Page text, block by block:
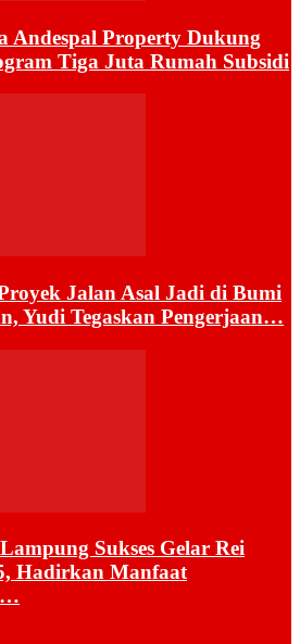
Andespal Property Dukung
Tiga Juta Rumah Subsidi
Jalan Asal Jadi di Bumi
Yudi Tegaskan Pengerjaan…
Sukses Gelar Rei
Hadirkan Manfaat